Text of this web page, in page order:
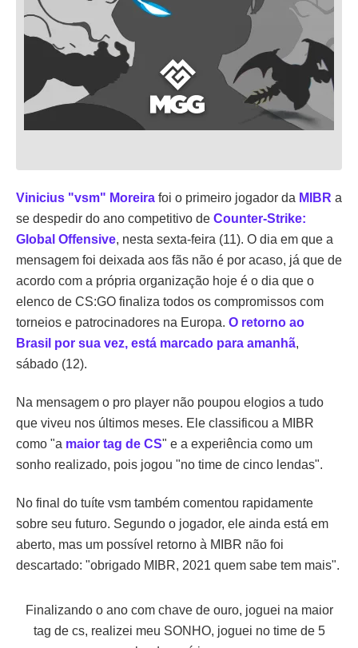
Vinicius "vsm" Moreira foi o primeiro jogador da MIBR a
se despedir do ano competitivo de Counter-Strike:
Global Offensive, nesta sexta-feira (11). O dia em que a
mensagem foi deixada aos fãs não é por acaso, já que de
acordo com a própria organização hoje é o dia que o
elenco de CS:GO finaliza todos os compromissos com
torneios e patrocinadores na Europa. O retorno ao
Brasil por sua vez, está marcado para amanhã,
sábado (12).
Na mensagem o pro player não poupou elogios a tudo
que viveu nos últimos meses. Ele classificou a MIBR
como "a maior tag de CS" e a experiência como um
sonho realizado, pois jogou "no time de cinco lendas".
No final do tuíte vsm também comentou rapidamente
sobre seu futuro. Segundo o jogador, ele ainda está em
aberto, mas um possível retorno à MIBR não foi
descartado: "obrigado MIBR, 2021 quem sabe tem mais".
Finalizando o ano com chave de ouro, joguei na maior
tag de cs, realizei meu SONHO, joguei no time de 5